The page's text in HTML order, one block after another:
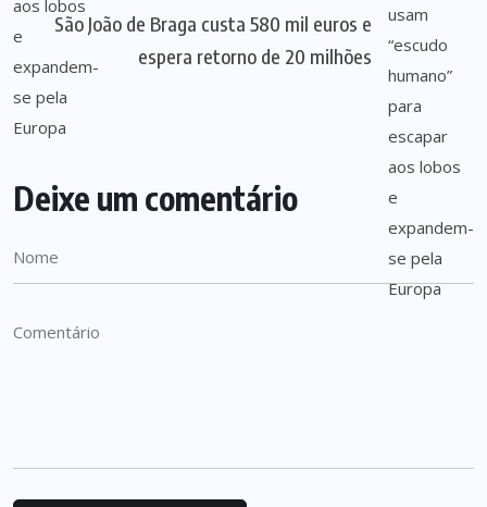
São João de Braga custa 580 mil euros e
espera retorno de 20 milhões
Deixe um comentário